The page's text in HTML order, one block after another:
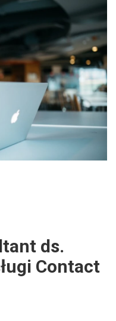
ds.
Contact